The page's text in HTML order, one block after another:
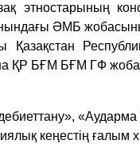
ӘМБ
ҚР БҒМ БҒМ ГФ
кеңестің ғалым